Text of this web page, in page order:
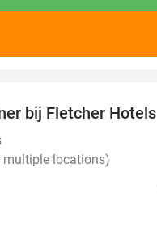
bij Fletcher Hotels
multiple locations)